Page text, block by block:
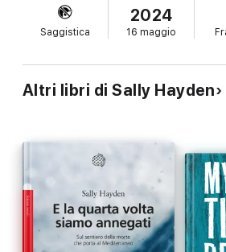
Saggistica
2024
16 maggio
Altri libri di Sally Hayden